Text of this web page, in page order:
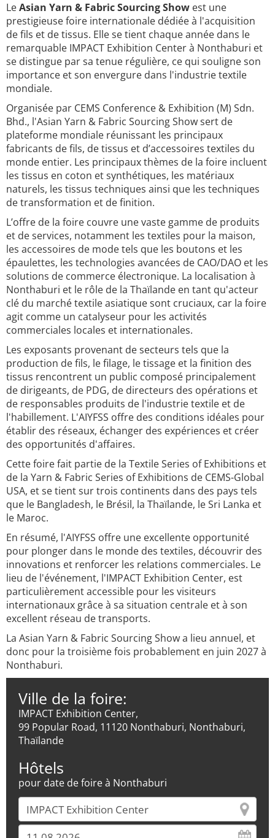
LeAsian Yarn & Fabric Sourcing Show est une
prestigieuse foire internationale dédiée à l'acquisition
de fils et de tissus. Elle se tient chaque année dans le
remarquable IMPACT Exhibition Center à Nonthaburi et
se distingue par sa tenue régulière, ce qui souligne son
importance et son envergure dans l'industrie textile
mondiale.
Organisée par CEMS Conference & Exhibition (M) Sdn.
Bhd., l'Asian Yarn & Fabric Sourcing Show sert de
plateforme mondiale réunissant les principaux
fabricants de fils, de tissus et d’accessoires textiles du
monde entier. Les principaux thèmes de la foire incluent
les tissus en coton et synthétiques, les matériaux
naturels, les tissus techniques ainsi que les techniques
de transformation et de finition.
L’offre de la foire couvre une vaste gamme de produits
et de services, notamment les textiles pour la maison,
les accessoires de mode tels que les boutons et les
épaulettes, les technologies avancées de CAO/DAO et les
solutions de commerce électronique. La localisation à
Nonthaburi et le rôle de la Thaïlande en tant qu'acteur
clé du marché textile asiatique sont cruciaux, car la foire
agit comme un catalyseur pour les activités
commerciales locales et internationales.
Les exposants provenant de secteurs tels que la
production de fils, le filage, le tissage et la finition des
tissus rencontrent un public composé principalement
de dirigeants, de PDG, de directeurs des opérations et
de responsables produits de l'industrie textile et de
l'habillement. L'AIYFSS offre des conditions idéales pour
établir des réseaux, échanger des expériences et créer
des opportunités d'affaires.
Cette foire fait partie de la Textile Series of Exhibitions et
de la Yarn & Fabric Series of Exhibitions de CEMS-Global
USA, et se tient sur trois continents dans des pays tels
que le Bangladesh, le Brésil, la Thaïlande, le Sri Lanka et
le Maroc.
En résumé, l'AIYFSS offre une excellente opportunité
pour plonger dans le monde des textiles, découvrir des
innovations et renforcer les relations commerciales. Le
lieu de l'événement, l'IMPACT Exhibition Center, est
particulièrement accessible pour les visiteurs
internationaux grâce à sa situation centrale et à son
excellent réseau de transports.
La Asian Yarn & Fabric Sourcing Show a lieu annuel, et
donc pour la troisième fois probablement en juin 2027 à
Nonthaburi.
Ville de la foire:
IMPACT Exhibition Center,
99 Popular Road, 11120 Nonthaburi, Nonthaburi,
Thaïlande
Hôtels
pour date de foire à Nonthaburi